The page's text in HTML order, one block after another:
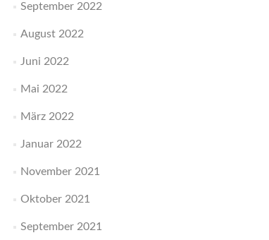
September 2022
August 2022
Juni 2022
Mai 2022
März 2022
Januar 2022
November 2021
Oktober 2021
September 2021